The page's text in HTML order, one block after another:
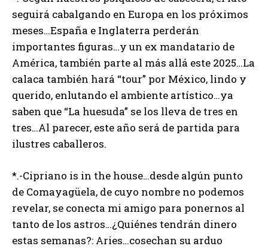
seguirá cabalgando en Europa en los próximos
meses…España e Inglaterra perderán
importantes figuras…y un ex mandatario de
América, también parte al más allá este 2025…La
calaca también hará “tour” por México, lindo y
querido, enlutando el ambiente artístico…ya
saben que “La huesuda” se los lleva de tres en
tres…Al parecer, este año será de partida para
ilustres caballeros.
*.-Cipriano is in the house…desde algún punto
de Comayagüela, de cuyo nombre no podemos
revelar, se conecta mi amigo para ponernos al
tanto de los astros…¿Quiénes tendrán dinero
estas semanas?: Aries…cosechan su arduo